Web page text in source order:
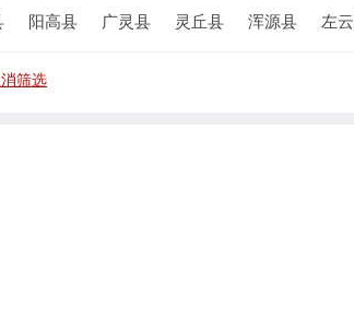
阳高县 广灵县 灵丘县 浑源县 左
筛选